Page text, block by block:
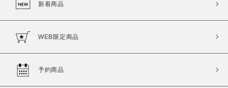
カラー
新着商品
WEB限定商品
予約商品